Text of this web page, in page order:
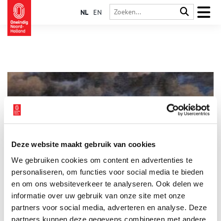
Deze website maakt gebruik van cookies
We gebruiken cookies om content en advertenties te
personaliseren, om functies voor social media te bieden
en om ons websiteverkeer te analyseren. Ook delen we
informatie over uw gebruik van onze site met onze
partners voor social media, adverteren en analyse. Deze
partners kunnen deze gegevens combineren met andere
NL EN
In het Mauritshuis in Den Haag hangt het schilderij ‘Gezicht op
Haarlem met bleekvelden op de voorgrond’ van de beroemde
landschapschilder Jacob van Ruisdael (1628-1682). Het beeld
dat wordt getoond is gemaakt vanuit het perspectief van
Bloemendaal. Hij schilderde wel vijftien van dergelijke
taferelen, die in verschillende grote musea in de wereld
hangen. Ook andere schilders begonnen hem na te doen. Er